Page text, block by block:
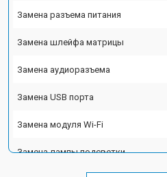
Замена разъема питания
Замена шлейфа матрицы
Замена аудиоразъема
Замена USB порта
Замена модуля Wi-Fi
Замена лампы подсветки